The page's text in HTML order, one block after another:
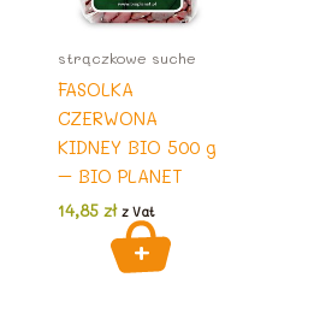
strączkowe suche
FASOLKA
CZERWONA
KIDNEY BIO 500 g
– BIO PLANET
14,85 zł z Vat